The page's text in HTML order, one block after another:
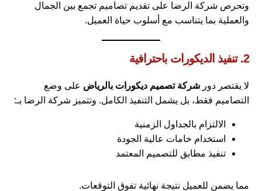
وتحرص شركة الرضا على تقديم تصاميم تجمع بين الجمال
والعملية بما يتناسب مع أسلوب حياة العميل.
2. تنفيذ الديكورات باحترافية
لا يقتصر دورشركة تصميم ديكورات بالرياض على وضع
التصاميم فقط، بل يشمل التنفيذ الكامل. وتتميز شركة الرضا بـ:
الالتزام بالجداول الزمنية
استخدام خامات عالية الجودة
تنفيذ مطابق للتصميم المعتمد
مما يضمن للعميل نتيجة نهائية تفوق التوقعات.